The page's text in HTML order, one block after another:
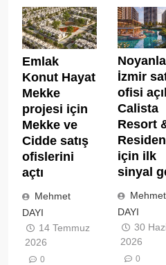
Emlak
Konut Hayat
Mekke
projesi için
Mekke ve
Cidde satış
ofislerini
açtı
Mehmet
DAYI
14 Temmuz
2026
0
İzmir
ofisi
Calista
Resort
için ilk
sinyal
Mehmet
DAYI
30
2026
0